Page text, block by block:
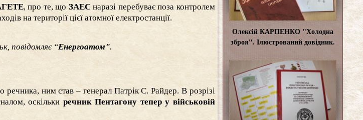
, про те, що ЗАЕСнаразі перебуває поза контролем
на території цієї атомної електростанції.
повідомляє “Енергоатом”.
речника, ним став – генерал Патрік С. Райдер. В розрізі
оскільки речник Пентагону тепер у військовій
Олексій КАРПЕНКО "Холодна
зброя". Ілюстрований довідник.